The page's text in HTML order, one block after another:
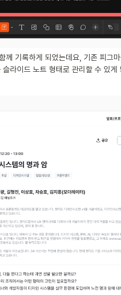
께 기록하게 되었는데요, 기존 피그
라이드 노트 형태로 관리할 수 있게